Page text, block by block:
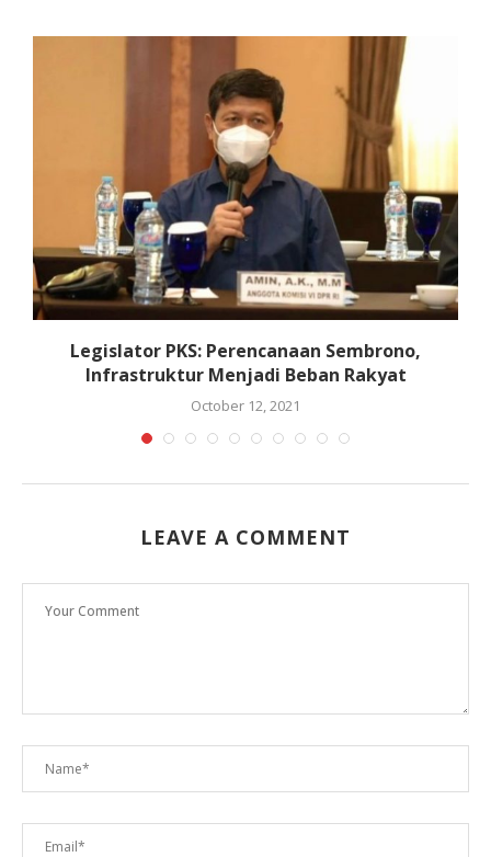
Legislator PKS: Perencanaan Sembrono,
Infrastruktur Menjadi Beban Rakyat
October 12, 2021
LEAVE A COMMENT